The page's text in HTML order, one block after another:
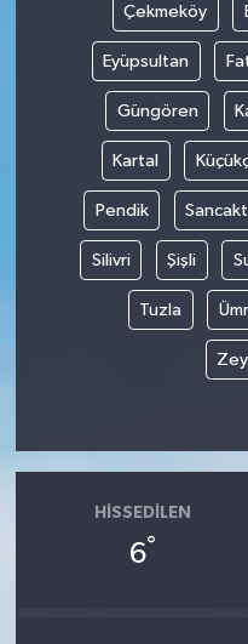
Çekmeköy
Eyüpsultan
Güngören
Kartal
Pendik
Silivri Şişli
Tuzla
HISSEDILEN
6°